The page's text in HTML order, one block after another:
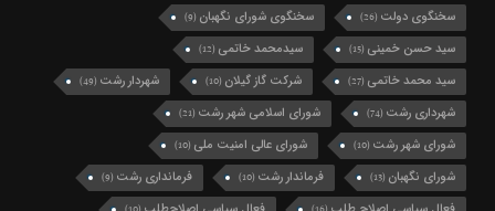
سخنگوی دولت (26) سخنگوی شورای نگهبان (9)
سید حسن خمینی (15) سیدمحمد خاتمی (12)
سید محمد خاتمی (27) شرکت گاز گیلان (10) شهردار رشت (49)
شهرداری رشت (74) شورای اسلامی شهر رشت (21)
شورای شهر رشت (10) شورای عالی امنیت ملی (10)
شورای نگهبان (13) فرماندار رشت (10) فرمانداری رشت (9)